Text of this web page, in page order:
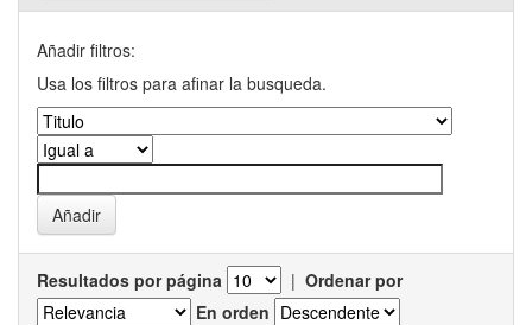
Añadir filtros:
Usa los filtros para afinar la busqueda.
Resultados por página | Ordenar por
En orden